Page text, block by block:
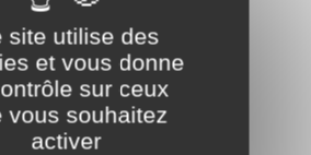
à la chapelle Sainte Claire de
site utilise des
et vous donne
sur ceux
vous souhaitez
activer